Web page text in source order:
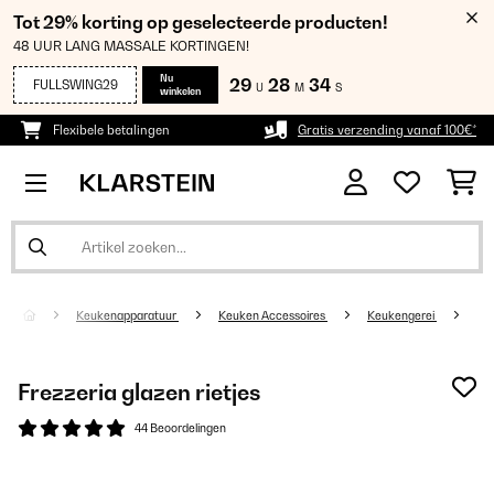
Tot 29% korting op geselecteerde producten!
48 UUR LANG MASSALE KORTINGEN!
FULLSWING29
Nu
winkelen
29 U 28 M 34 S
Flexibele betalingen Gratis verzending vanaf 100€*
Keukenapparatuur Keuken Accessoires Keukengerei
Frezzeria glazen rietjes
44 Beoordelingen